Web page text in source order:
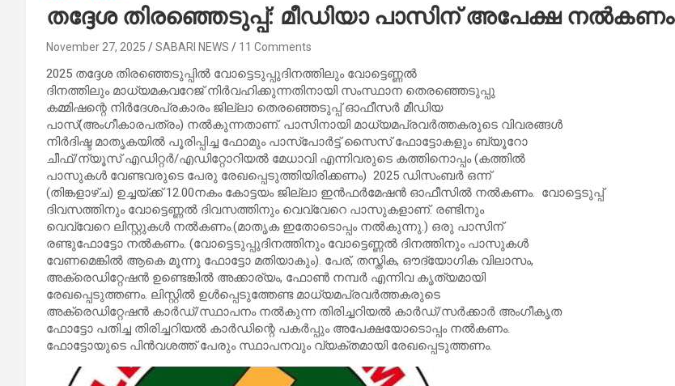
തദ്ദേശ തിരഞ്ഞെടുപ്പ്: മീഡിയാ പാസിന് അപേക്ഷ നൽകണം
November 27, 2025 SABARI NEWS 11 Comments
2025 തദ്ദേശ തിരഞ്ഞെടുപ്പിൽ വോട്ടെടുപ്പുദിനത്തിലും വോട്ടെണ്ണൽ
ദിനത്തിലും മാധ്യമകവറേജ് നിർവഹിക്കുന്നതിനായി സംസ്ഥാന തെരഞ്ഞെടുപ്പു
കമ്മിഷന്റെ നിർദേശപ്രകാരം ജില്ലാ തെരഞ്ഞെടുപ്പ് ഓഫീസർ മീഡിയ
പാസ്(അംഗീകാരപത്രം) നൽകുന്നതാണ്. പാസിനായി മാധ്യമപ്രവർത്തകരുടെ വിവരങ്ങൾ
നിർദിഷ്ട മാതൃകയിൽ പൂരിപ്പിച്ച ഫോമും പാസ്‌പോർട്ട് സൈസ് ഫോട്ടോകളും ബ്യൂറോ
ചീഫ്/ന്യൂസ് എഡിറ്റർ/എഡിറ്റോറിയൽ മേധാവി എന്നിവരുടെ കത്തിനൊപ്പം (കത്തിൽ
പാസുകൾ വേണ്ടവരുടെ പേരു രേഖപ്പെടുത്തിയിരിക്കണം) 2025 ഡിസംബർ ഒന്ന്
(തിങ്കളാഴ്ച) ഉച്ചയ്ക്ക് 12.00നകം കോട്ടയം ജില്ലാ ഇൻഫർമേഷൻ ഓഫീസിൽ നൽകണം. വോട്ടെടുപ്പ്
ദിവസത്തിനും വോട്ടെണ്ണൽ ദിവസത്തിനും വെവ്വേറെ പാസുകളാണ്. രണ്ടിനും
വെവ്വേറെ ലിസ്റ്റുകൾ നൽകണം.(മാതൃക ഇതോടൊപ്പം നൽകുന്നു.) ഒരു പാസിന്
രണ്ടുഫോട്ടോ നൽകണം. (വോട്ടെടുപ്പുദിനത്തിനും വോട്ടെണ്ണൽ ദിനത്തിനും പാസുകൾ
വേണമെങ്കിൽ ആകെ മൂന്നു ഫോട്ടോ മതിയാകും). പേര്, തസ്തിക, ഔദ്യോഗിക വിലാസം,
അക്രെഡിറ്റേഷൻ ഉണ്ടെങ്കിൽ അക്കാര്യം, ഫോൺ നമ്പർ എന്നിവ കൃത്യമായി
രേഖപ്പെടുത്തണം. ലിസ്റ്റിൽ ഉൾപ്പെടുത്തേണ്ട മാധ്യമപ്രവർത്തകരുടെ
അക്രെഡിറ്റേഷൻ കാർഡ്/സ്ഥാപനം നൽകുന്ന തിരിച്ചറിയൽ കാർഡ്/സർക്കാർ അംഗീകൃത
ഫോട്ടോ പതിച്ച തിരിച്ചറിയൽ കാർഡിന്റെ പകർപ്പും അപേക്ഷയോടൊപ്പം നൽകണം.
ഫോട്ടോയുടെ പിൻവശത്ത് പേരും സ്ഥാപനവും വ്യക്തമായി രേഖപ്പെടുത്തണം.